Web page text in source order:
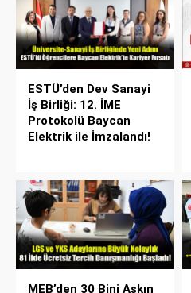
ESTÜ’den Dev Sanayi
İş Birliği: 12. İME
Protokolü Baycan
Elektrik ile İmzalandı!
MEB’den 30 Bini Aşkın